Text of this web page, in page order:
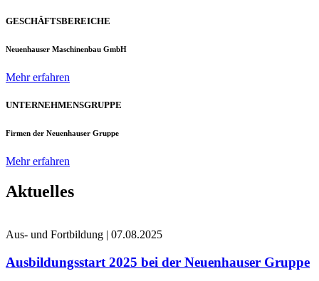
GESCHÄFTSBEREICHE
Neuenhauser Maschinenbau GmbH
Mehr erfahren
UNTERNEHMENSGRUPPE
Firmen der Neuenhauser Gruppe
Mehr erfahren
Aktuelles
Aus- und Fortbildung | 07.08.2025
Ausbildungsstart 2025 bei der Neuenhauser Gruppe